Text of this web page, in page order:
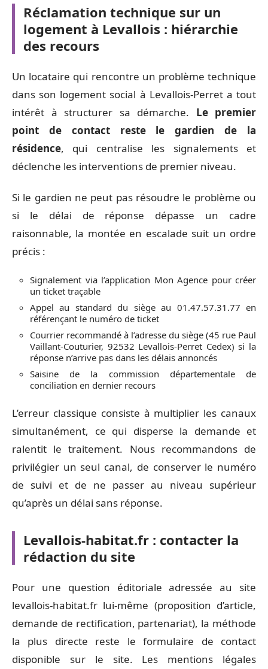
Réclamation technique sur un
logement à Levallois : hiérarchie
des recours
Un locataire qui rencontre un problème technique
dans son logement social à Levallois-Perret a tout
intérêt à structurer sa démarche. Le premier
point de contact reste le gardien de la
résidence, qui centralise les signalements et
déclenche les interventions de premier niveau.
Si le gardien ne peut pas résoudre le problème ou
si le délai de réponse dépasse un cadre
raisonnable, la montée en escalade suit un ordre
précis :
Signalement via l’application Mon Agence pour créer
un ticket traçable
Appel au standard du siège au 01.47.57.31.77 en
référençant le numéro de ticket
Courrier recommandé à l’adresse du siège (45 rue Paul
Vaillant-Couturier, 92532 Levallois-Perret Cedex) si la
réponse n’arrive pas dans les délais annoncés
Saisine de la commission départementale de
conciliation en dernier recours
L’erreur classique consiste à multiplier les canaux
simultanément, ce qui disperse la demande et
ralentit le traitement. Nous recommandons de
privilégier un seul canal, de conserver le numéro
de suivi et de ne passer au niveau supérieur
qu’après un délai sans réponse.
Levallois-habitat.fr : contacter la
rédaction du site
Pour une question éditoriale adressée au site
levallois-habitat.fr lui-même (proposition d’article,
demande de rectification, partenariat), la méthode
la plus directe reste le formulaire de contact
disponible sur le site. Les mentions légales